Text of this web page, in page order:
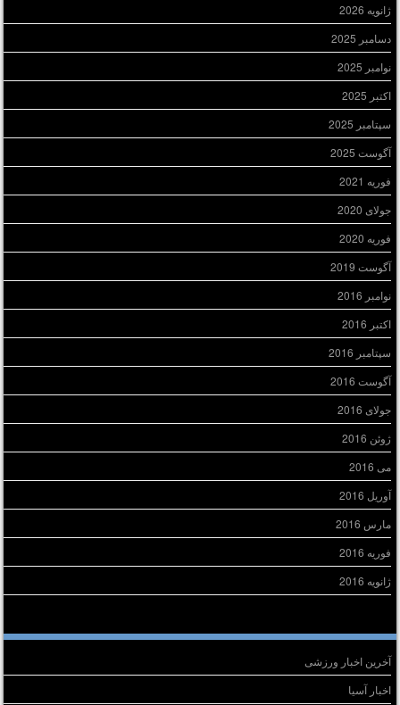
ژانویه 2026
دسامبر 2025
نوامبر 2025
اکتبر 2025
سپتامبر 2025
آگوست 2025
فوریه 2021
جولای 2020
فوریه 2020
آگوست 2019
نوامبر 2016
اکتبر 2016
سپتامبر 2016
آگوست 2016
جولای 2016
ژوئن 2016
می 2016
آوریل 2016
مارس 2016
فوریه 2016
ژانویه 2016
آخرین اخبار ورزشی
اخبار آسیا